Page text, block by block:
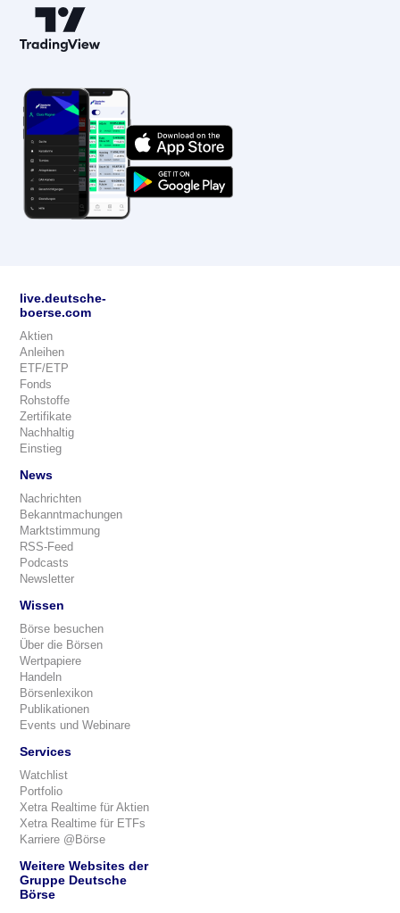
live.deutsche-
boerse.com
Aktien
Anleihen
ETF/ETP
Fonds
Rohstoffe
Zertifikate
Nachhaltig
Einstieg
News
Nachrichten
Bekanntmachungen
Marktstimmung
RSS-Feed
Podcasts
Newsletter
Wissen
Börse besuchen
Über die Börsen
Wertpapiere
Handeln
Börsenlexikon
Publikationen
Events und Webinare
Services
Watchlist
Portfolio
Xetra Realtime für Aktien
Xetra Realtime für ETFs
Karriere @Börse
Weitere Websites der
Gruppe Deutsche
Börse